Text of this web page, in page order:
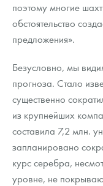
поэтому многие
обстоятельство
предложения».
Безусловно, мы
прогноза. Стало
существенно
из крупнейших
составила 7,2 млн.
запланировано
курс серебра,
уровне, не